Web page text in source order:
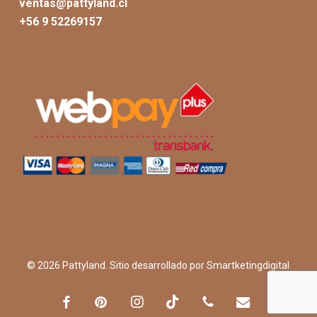
ventas@pattyland.cl
+56 9 52269157
© 2026 Pattyland. Sitio desarrollado porSmartketingdigital
facebookpinterestinstagrambehancephone email